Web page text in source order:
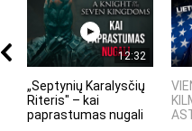
12:32
„Septynių Karalysčių
Riteris" – kai
paprastumas nugali